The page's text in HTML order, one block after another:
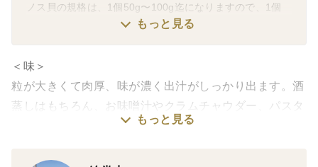
ノス貝の規格は、1個50g〜100g迄になりますので、1個
50g以下または100g以上は、規格外商品となります。
もっと見る
＜味＞
粒が大きくて肉厚、味が濃く出汁がしっかり出ます。酒
蒸しはもちろん、お味噌汁やクラムチャウダー、パスタ
料理、バーベキューで浜焼きにもおすすめです！レシピ
もっと見る